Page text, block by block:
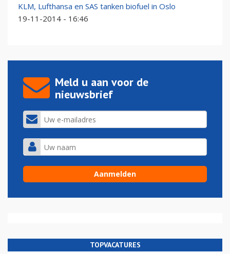
KLM, Lufthansa en SAS tanken biofuel in Oslo
19-11-2014 - 16:46
Meld u aan voor de
nieuwsbrief
TOPVACATURES